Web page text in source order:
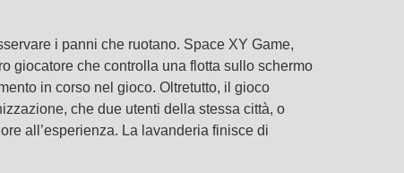
i panni che ruotano. Space XY Game,
giocatore che controlla una flotta sullo schermo
in corso nel gioco. Oltretutto, il gioco
che due utenti della stessa città, o
all’esperienza. La lavanderia finisce di